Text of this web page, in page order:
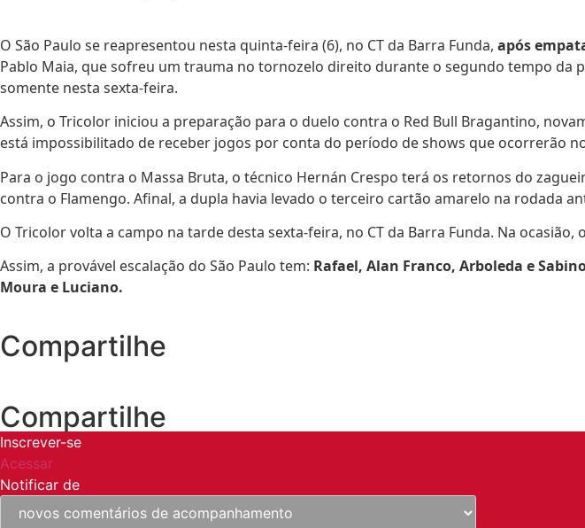
O São Paulo se reapresentou nesta quinta-feira (6), no CT da Barra Funda, após
Pablo Maia, que sofreu um trauma no tornozelo direito durante o segundo tempo
somente nesta sexta-feira.
Assim, o Tricolor iniciou a preparação para o duelo contra o Red Bull Bragantino,
está impossibilitado de receber jogos por conta do período de shows que ocorrerão
Para o jogo contra o Massa Bruta, o técnico Hernán Crespo terá os retornos do
contra o Flamengo. Afinal, a dupla havia levado o terceiro cartão amarelo na rodada
O Tricolor volta a campo na tarde desta sexta-feira, no CT da Barra Funda. Na
Assim, a provável escalação do São Paulo tem: Rafael, Alan Franco, Arboleda e
Moura e Luciano.
Compartilhe
Compartilhe
Inscrever-se
Acessar
Notificar de